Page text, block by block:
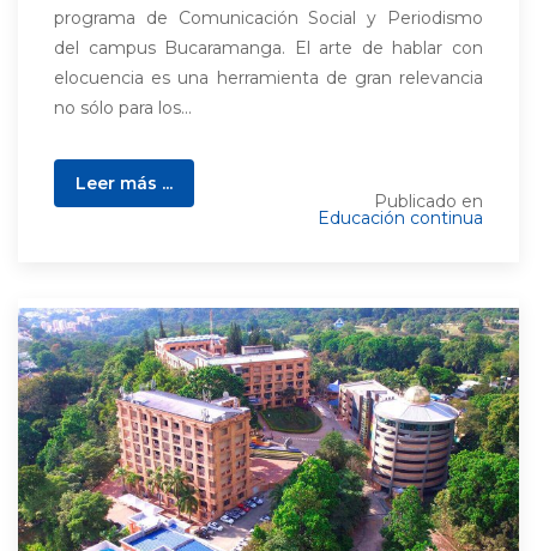
programa de Comunicación Social y Periodismo
del campus Bucaramanga. El arte de hablar con
elocuencia es una herramienta de gran relevancia
no sólo para los...
Leer más ...
Publicado en
Educación continua